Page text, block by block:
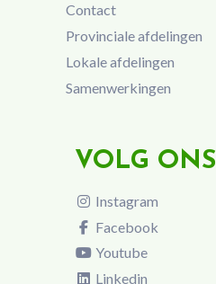
Contact
Provinciale afdelingen
Lokale afdelingen
Samenwerkingen
VOLG ONS
Instagram
Facebook
Youtube
Linkedin